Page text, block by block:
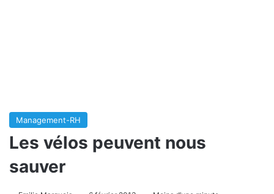
Management-RH
Les vélos peuvent nous
sauver